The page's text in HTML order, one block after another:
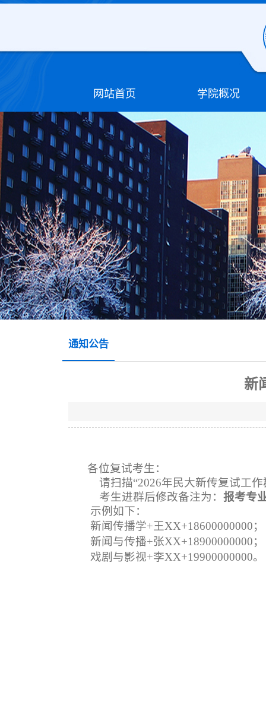
网站首页 学院概况
通知公告
新
各位复试考生：
请扫描“2026年民大新传复试工作
考生进群后修改备注为： 报考专
示例如下：
新闻传播学+王XX+18600000000；
新闻与传播+张XX+18900000000；
戏剧与影视+李XX+19900000000。